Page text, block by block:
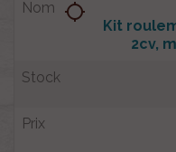
Kit
2cv,
location_searching